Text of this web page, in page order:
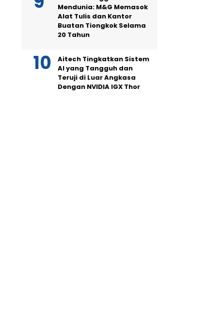
Mendunia: M&G Memasok
Alat Tulis dan Kantor
Buatan Tiongkok Selama
20 Tahun
Aitech Tingkatkan Sistem
AI yang Tangguh dan
Teruji di Luar Angkasa
Dengan NVIDIA IGX Thor